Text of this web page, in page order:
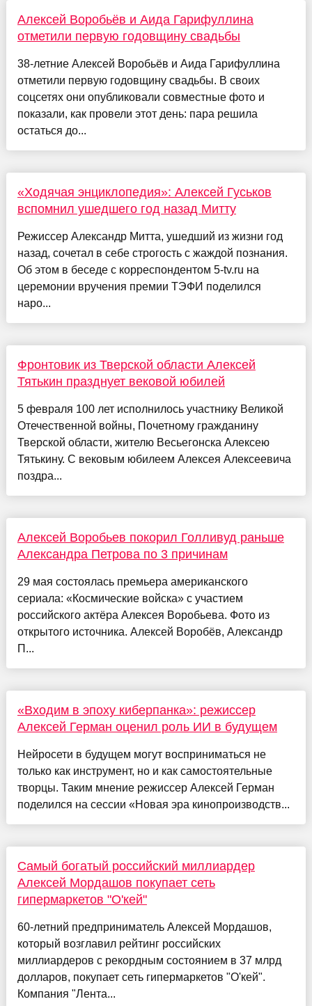
Алексей Воробьёв и Аида Гарифуллина
отметили первую годовщину свадьбы
38-летние Алексей Воробьёв и Аида Гарифуллина
отметили первую годовщину свадьбы. В своих
соцсетях они опубликовали совместные фото и
показали, как провели этот день: пара решила
остаться до...
«Ходячая энциклопедия»: Алексей Гуськов
вспомнил ушедшего год назад Митту
Режиссер Александр Митта, ушедший из жизни год
назад, сочетал в себе строгость с жаждой познания.
Об этом в беседе с корреспондентом 5-tv.ru на
церемонии вручения премии ТЭФИ поделился
наро...
Фронтовик из Тверской области Алексей
Тятькин празднует вековой юбилей
5 февраля 100 лет исполнилось участнику Великой
Отечественной войны, Почетному гражданину
Тверской области, жителю Весьегонска Алексею
Тятькину. С вековым юбилеем Алексея Алексеевича
поздра...
Алексей Воробьев покорил Голливуд раньше
Александра Петрова по 3 причинам
29 мая состоялась премьера американского
сериала: «Космические войска» с участием
российского актёра Алексея Воробьева. Фото из
открытого источника. Алексей Воробёв, Александр
П...
«Входим в эпоху киберпанка»: режиссер
Алексей Герман оценил роль ИИ в будущем
Нейросети в будущем могут восприниматься не
только как инструмент, но и как самостоятельные
творцы. Таким мнение режиссер Алексей Герман
поделился на сессии «Новая эра кинопроизводств...
Самый богатый российский миллиардер
Алексей Мордашов покупает сеть
гипермаркетов "О'кей"
60-летний предприниматель Алексей Мордашов,
который возглавил рейтинг российских
миллиардеров с рекордным состоянием в 37 млрд
долларов, покупает сеть гипермаркетов "О'кей".
Компания "Лента...